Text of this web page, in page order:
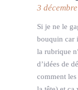
3
Si je ne le
bouquin car
la rubrique
d’idées de
comment